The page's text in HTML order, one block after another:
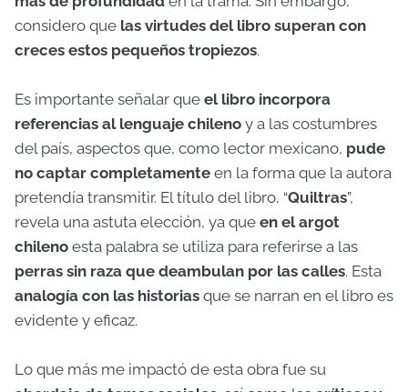
considero que las virtudes del libro superan con
creces estos pequeños tropiezos.
Es importante señalar que el libro incorpora
referencias al lenguaje chileno y a las costumbres
del país, aspectos que, como lector mexicano, pude
no captar completamente en la forma que la autora
pretendía transmitir. El título del libro, “Quiltras”,
revela una astuta elección, ya que en el argot
chileno esta palabra se utiliza para referirse a las
perras sin raza que deambulan por las calles. Esta
analogía con las historias que se narran en el libro es
evidente y eficaz.
Lo que más me impactó de esta obra fue su